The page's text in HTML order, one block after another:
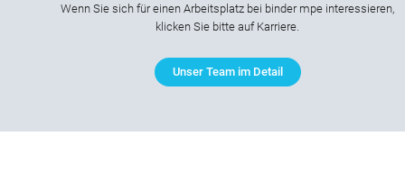
Wenn Sie sich für einen Arbeitsplatz bei binder mpe interessieren,
klicken Sie bitte auf Karriere.
Unser Team im Detail